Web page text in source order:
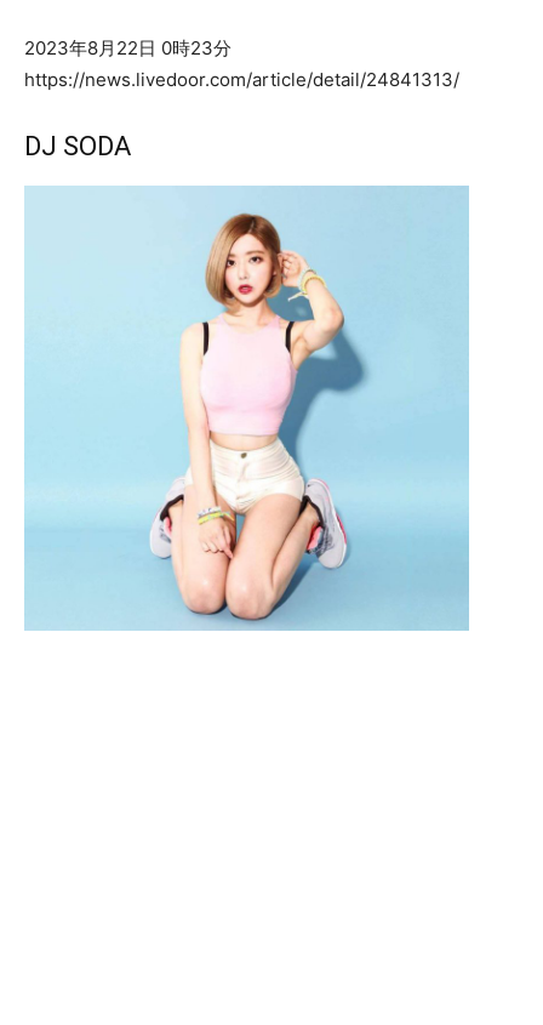
2023年8月22日 0時23分
https://news.livedoor.com/article/detail/24841313/
DJ SODA